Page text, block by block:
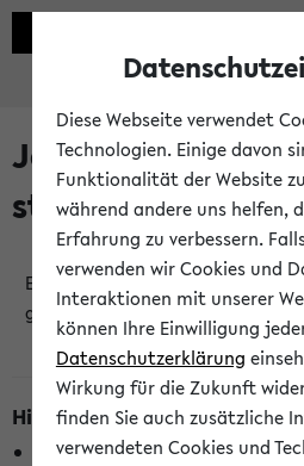
Jetzt und in Kürze
stattfindende
Es wurden keine jetzt
gefunden!
Hinweise zur Liste
Die Anzeige ist
Diese Webseite verwendet
Technologien. Einige davon
Funktionalität der Website
während andere uns helfen,
Erfahrung zu verbessern.
verwenden wir Cookies und
Interaktionen mit unserer
können Ihre Einwilligung
Datenschutzerklärung
Wirkung für die Zukunft
finden Sie auch zusätzliche
verwendeten Cookies und